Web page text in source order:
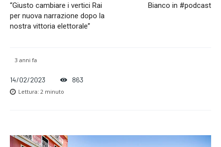
“Giusto cambiare i vertici Rai
per nuova narrazione dopo la
nostra vittoria elettorale”
Bianco in #podcast
3 anni fa
14/02/2023 863
Lettura: 2 minuto